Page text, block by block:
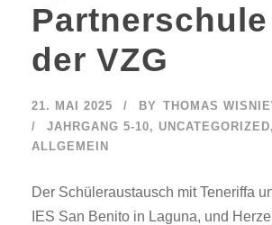
Partnerschule
der VZG
21. MAI 2025 BY THOMAS
JAHRGANG 5-10, UNCATEGORIZED,
ALLGEMEIN
Der Schüleraustausch mit Teneriffa
IES San Benito in Laguna, und